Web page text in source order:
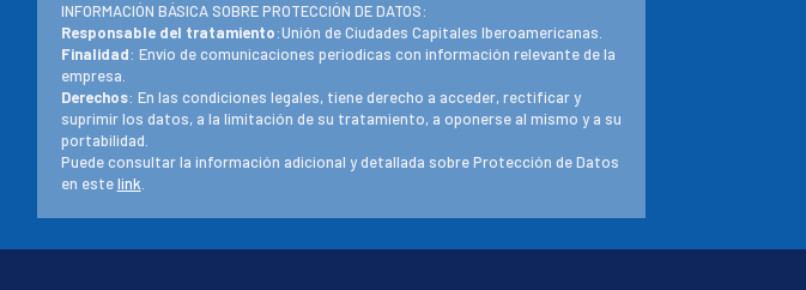
INFORMACIÓN BÁSICA SOBRE PROTECCIÓN DE DATOS:
Responsable del tratamiento:Unión de Ciudades Capitales Iberoamericanas.
Finalidad: Envío de comunicaciones periodicas con información relevante de la
empresa.
Derechos: En las condiciones legales, tiene derecho a acceder, rectificar y
suprimir los datos, a la limitación de su tratamiento, a oponerse al mismo y a su
portabilidad.
Puede consultar la información adicional y detallada sobre Protección de Datos
en estelink